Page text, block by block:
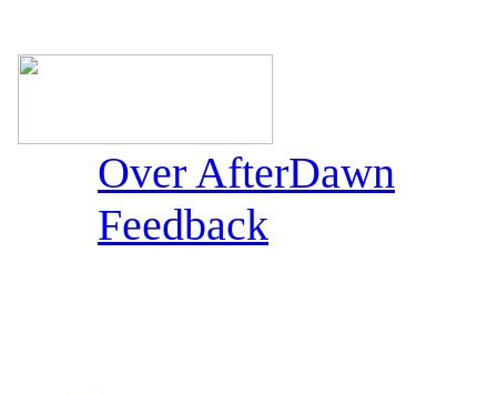
Over AfterDawn
Feedback